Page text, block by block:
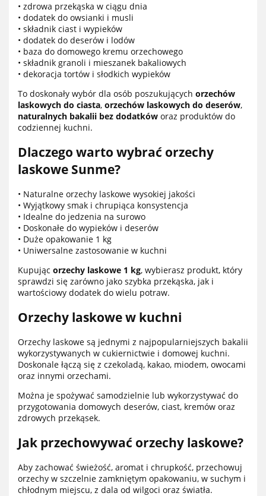
• zdrowa przekąska w ciągu dnia
• dodatek do owsianki i musli
• składnik ciast i wypieków
• dodatek do deserów i lodów
• baza do domowego kremu orzechowego
• składnik granoli i mieszanek bakaliowych
• dekoracja tortów i słodkich wypieków
To doskonały wybór dla osób poszukujących orzechów
laskowych do ciasta, orzechów laskowych do deserów,
naturalnych bakalii bez dodatków oraz produktów do
codziennej kuchni.
Dlaczego warto wybrać orzechy
laskowe Sunme?
• Naturalne orzechy laskowe wysokiej jakości
• Wyjątkowy smak i chrupiąca konsystencja
• Idealne do jedzenia na surowo
• Doskonałe do wypieków i deserów
• Duże opakowanie 1 kg
• Uniwersalne zastosowanie w kuchni
Kupując orzechy laskowe 1 kg, wybierasz produkt, który
sprawdzi się zarówno jako szybka przekąska, jak i
wartościowy dodatek do wielu potraw.
Orzechy laskowe w kuchni
Orzechy laskowe są jednymi z najpopularniejszych bakalii
wykorzystywanych w cukiernictwie i domowej kuchni.
Doskonale łączą się z czekoladą, kakao, miodem, owocami
oraz innymi orzechami.
Można je spożywać samodzielnie lub wykorzystywać do
przygotowania domowych deserów, ciast, kremów oraz
zdrowych przekąsek.
Jak przechowywać orzechy laskowe?
Aby zachować świeżość, aromat i chrupkość, przechowuj
orzechy w szczelnie zamkniętym opakowaniu, w suchym i
chłodnym miejscu, z dala od wilgoci oraz światła.